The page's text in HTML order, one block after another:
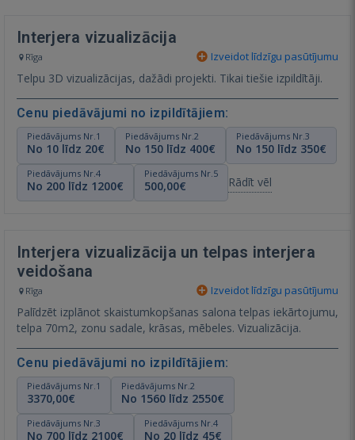
Interjera vizualizācija
Rīga Izveidot līdzīgu pasūtījumu
Telpu 3D vizualizācijas, dažādi projekti. Tikai tiešie izpildītāji.
Cenu piedāvājumi no izpildītājiem:
Piedāvājums Nr.1
No 10 līdz 20€
Piedāvājums Nr.2
No 150 līdz 400€
Piedāvājums Nr.3
No 150 līdz 350€
Piedāvājums Nr.4
No 200 līdz 1200€
Piedāvājums Nr.5
500,00€ Rādīt vēl
Interjera vizualizācija un telpas interjera
veidošana
Rīga Izveidot līdzīgu pasūtījumu
Palīdzēt izplānot skaistumkopšanas salona telpas iekārtojumu,
telpa 70m2, zonu sadale, krāsas, mēbeles. Vizualizācija.
Cenu piedāvājumi no izpildītājiem:
Piedāvājums Nr.1
3370,00€
Piedāvājums Nr.2
No 1560 līdz 2550€
Piedāvājums Nr.3
No 700 līdz 2100€
Piedāvājums Nr.4
No 20 līdz 45€